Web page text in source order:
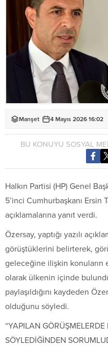
Manşet 4 Mayıs 2026 16:02
BU KONUYU SOSYAL
Halkın Partisi (HP) Genel
5’inci Cumhurbaşkanı Ersin
açıklamalarına yanıt verdi.
Özersay, yaptığı yazılı
görüştüklerini belirterek,
geleceğine ilişkin konuların
olarak ülkenin içinde
paylaşıldığını kaydeden
olduğunu söyledi.
“YAPILAN GÖRÜŞMELERDE
SÖYLEDİĞİNDEN